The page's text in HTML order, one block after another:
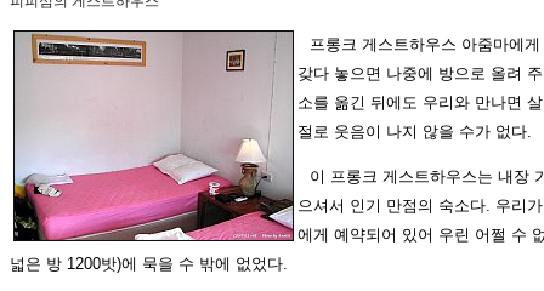
프롱크 게스트하우스 아줌마에
갖다 놓으면 나중에 방으로 올려
소를 옮긴 뒤에도 우리와 만나면
절로 웃음이 나지 않을 수가 없다.
이 프롱크 게스트하우스는 내장
으셔서 인기 만점의 숙소다. 우리
에게 예약되어 있어 우린 어쩔 수
넓은 방 1200밧)에 묵을 수 밖에 없었다.